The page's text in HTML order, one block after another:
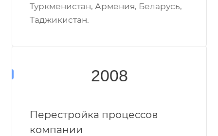
Туркменистан, Армения, Беларусь,
Таджикистан.
2008
Перестройка процессов
компании